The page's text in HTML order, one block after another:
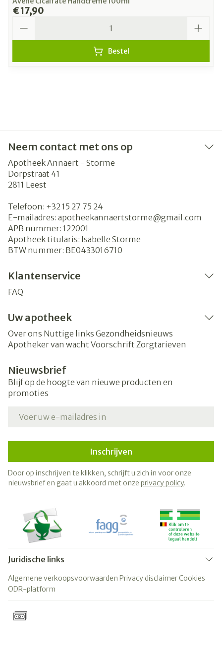
€ 17,90
Bestel
Neem contact met ons op
Apotheek Annaert - Storme
Dorpstraat 41
2811 Leest
Telefoon: +32 15 27 75 24
E-mailadres: apotheekannaertstorme@gmail.com
APB nummer: 122001
Apotheek titularis: Isabelle Storme
BTW nummer: BE0433016710
Klantenservice
FAQ
Uw apotheek
Over ons Nuttige links Gezondheidsnieuws
Apotheker van wacht Voorschrift Zorgtarieven
Nieuwsbrief
Blijf op de hoogte van nieuwe producten en
promoties
Inschrijven
Door op inschrijven te klikken, schrijft u zich in voor onze
nieuwsbrief en gaat u akkoord met onze privacy policy.
Juridische links
Algemene verkoopsvoorwaarden Privacy disclaimerCookies
ODR-platform